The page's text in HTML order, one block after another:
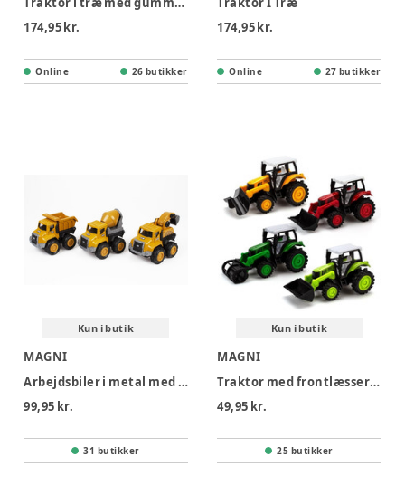
174,95 kr.
Online 26 butikker
174,95 kr.
Online 27 butikker
Kun i butik
MAGNI
Arbejdsbiler i metal med inerti 3 ass
99,95 kr.
31 butikker
Kun i butik
MAGNI
Traktor med frontlæsser og pull-back ass.
49,95 kr.
25 butikker